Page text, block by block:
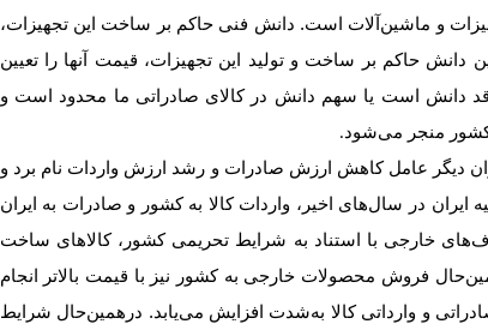
و ماشین‌آلات است. دانش فنی حاکم بر ساخت این تجهیزات،
دانش حاکم بر ساخت و تولید این تجهیزات، قیمت آنها را تعیین
دانش است یا سهم دانش در کالای صادراتی ما محدود است و
کشور منجر می‌شود.
دیگر عامل کاهش ارزش صادرات و رشد ارزش واردات نام برد و
در سال‌های اخیر، واردات کالا به کشور و صادرات به ایران
خارجی با استناد به شرایط تحریمی کشور، کالاهای ساخت
فروش محصولات خارجی به کشور نیز با قیمت بالاتر انجام
و وارداتی کالا به‌شدت افزایش می‌‌‌‌‌یابد. درهمین‌‌‌‌‌حال شرایط